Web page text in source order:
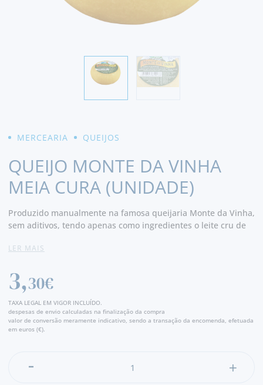
MERCEARIA QUEIJOS
QUEIJO MONTE DA VINHA
MEIA CURA (UNIDADE)
Produzido manualmente na famosa queijaria Monte da Vinha,
sem aditivos, tendo apenas como ingredientes o leite cru de
casca não comestível. Sabor muito agradável.
LER MAIS
3,30€
TAXA LEGAL EM VIGOR INCLUÍDO.
despesas de envio calculadas na finalização da compra
valor de conversão meramente indicativo, sendo a transação da encomenda, efetuada
em euros (€).